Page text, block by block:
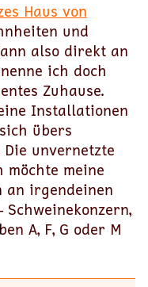
Haus von
und
also direkt an
ich doch
Zuhause.
Installationen
übers
unvernetzte
meine
an irgendeinen
A, F, G oder M